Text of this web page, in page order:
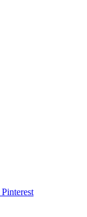
Pinterest